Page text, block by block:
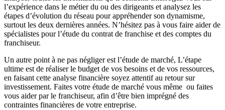
l’expérience dans le métier du ou des dirigeants et analysez les
étapes d’évolution du réseau pour appréhender son dynamisme,
surtout les deux dernières années. N’hésitez pas à vous faire aider de
spécialistes pour l’étude du contrat de franchise et des comptes du
franchiseur.
Un autre point à ne pas négliger est l’étude de marché, L’étape
ultime est de réaliser le budget de vos besoins et de vos ressources,
en faisant cette analyse financière soyez attentif au retour sur
investissement. Faites votre étude de marché vous même ou faites
vous aider par le franchiseur, afin d’être bien imprégné des
contraintes financières de votre entreprise.